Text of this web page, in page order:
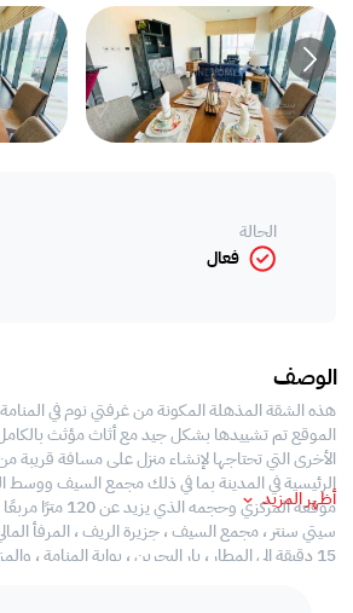
الحالة
فعال
الوصف
هذه الشقة المذهلة المكونة من غرفتي نوم في
الموقع تم تشييدها بشكل جيد مع أثاث مؤثث
الأخرى التي تحتاجها لإنشاء منزل على مسافة
الرئيسية في المدينة بما في ذلك مجمع السيف ووسط
موقعه المركزي وحجمه الذي يزيد عن 120 مترًا مربعًا ،
سيتي سنتر ، مجمع السيف ، جزيرة الريف ، المرفأ
15 دقيقة إلى المطار ، بار البحرين ، بوابة المنامة ، والمزيد
أظهر المزيد